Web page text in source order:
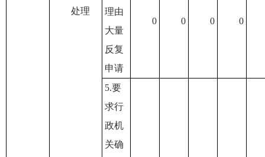
处理
理由
大量
反复
申请
0 0 0 0
5.要
求行
政机
关确